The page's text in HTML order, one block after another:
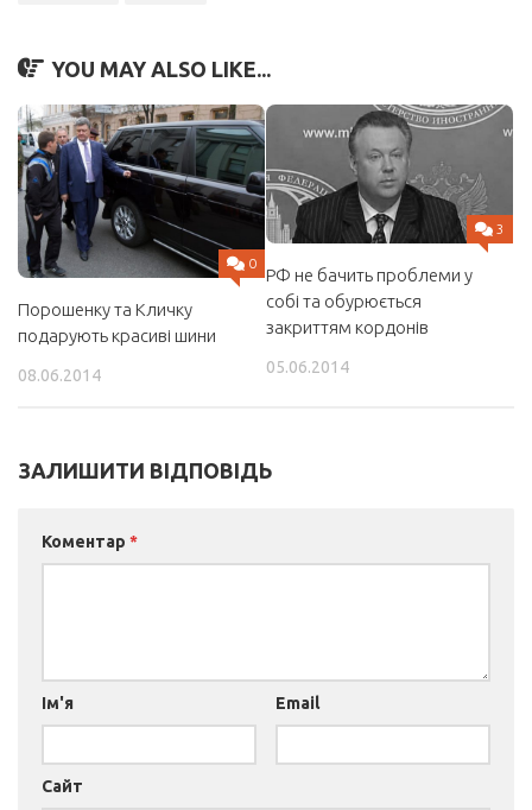
YOU MAY ALSO LIKE...
0
Порошенку та Кличку
подарують красиві шини
08.06.2014
3
РФ не бачить проблеми у
собі та обурюється
закриттям кордонів
05.06.2014
ЗАЛИШИТИ ВІДПОВІДЬ
Коментар *
Ім'я Email
Сайт